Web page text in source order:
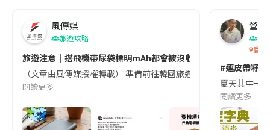
風傳媒
旅遊攻略
旅遊注意｜搭飛機帶尿袋標明mAh都會被沒收😱出發前切記檢查
（文章由風傳媒授權轉載） 準備前往韓國旅遊的民眾，近期要
閱讀更多
營養
香港
#連皮帶籽
夏天其中一
閱讀更多